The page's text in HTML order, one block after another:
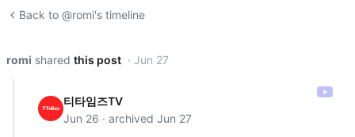
Back to @romi's timeline
romi shared this post · Jun 27
티타임즈TV
Jun 26 · archived Jun 27